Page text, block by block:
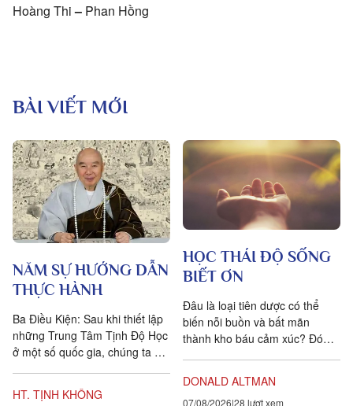
Hoàng Thi– Phan Hồng
BÀI VIẾT MỚI
NĂM SỰ HƯỚNG DẪN
THỰC HÀNH
Ba Điều Kiện: Sau khi thiết lập
những Trung Tâm Tịnh Độ Học
ở một số quốc gia, chúng ta đặt
hành giả Tịnh...
HT. TỊNH KHÔNG
HỌC THÁI ĐỘ SỐNG
BIẾT ƠN
Đâu là loại tiên dược có thể
biến nỗi buồn và bất mãn
thành kho báu cảm xúc? Đó
DONALD ALTMAN
07/08/2026 28 lượt xem